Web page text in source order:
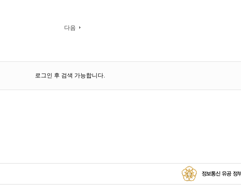
다음
로그인 후 검색 가능합니다.